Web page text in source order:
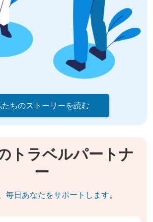
たちのストーリーを読む
トラベルパートナ
ー
毎日あなたをサポートします。